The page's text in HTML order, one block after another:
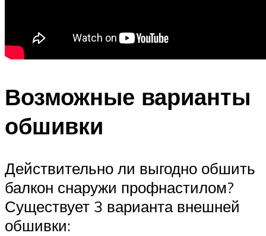
Возможные варианты
обшивки
Действительно ли выгодно обшить
балкон снаружи профнастилом?
Существует 3 варианта внешней
обшивки: